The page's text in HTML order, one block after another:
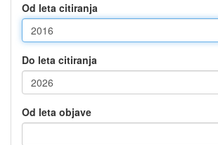
Od leta citiranja
Do leta citiranja
Od leta objave